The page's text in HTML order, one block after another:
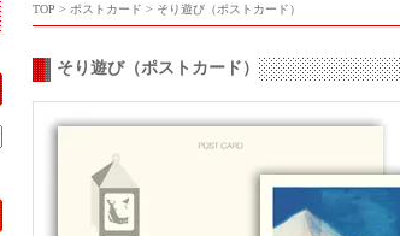
TOP > ポストカード > そり遊び（ポストカード）
そり遊び（ポストカード）